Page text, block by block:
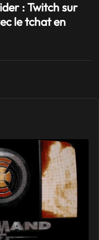
: Twitch sur
le tchat en